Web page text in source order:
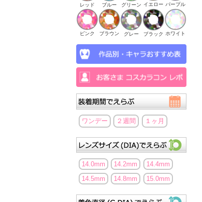
レッド ブルー グリーン イエロー パープル
ピンク ブラウン グレー ブラック ホワイト
ワンデー ２週間 １ヶ月
14.0mm 14.2mm
14.4mm
14.5mm
14.8mm 15.0mm